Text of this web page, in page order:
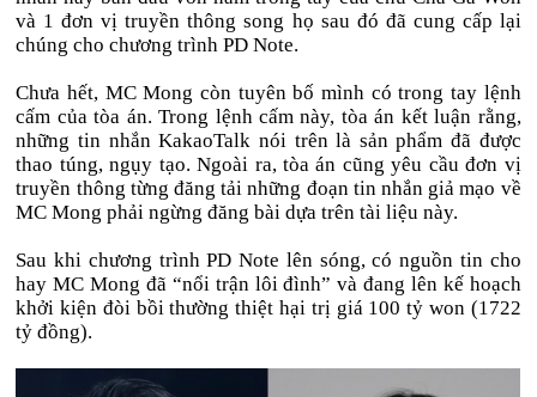
và 1 đơn vị truyền thông song họ sau đó đã cung cấp lại
chúng cho chương trình PD Note.
Chưa hết, MC Mong còn tuyên bố mình có trong tay lệnh
cấm của tòa án. Trong lệnh cấm này, tòa án kết luận rằng,
những tin nhắn KakaoTalk nói trên là sản phẩm đã được
thao túng, ngụy tạo. Ngoài ra, tòa án cũng yêu cầu đơn vị
truyền thông từng đăng tải những đoạn tin nhắn giả mạo về
MC Mong phải ngừng đăng bài dựa trên tài liệu này.
Sau khi chương trình PD Note lên sóng, có nguồn tin cho
hay MC Mong đã “nổi trận lôi đình” và đang lên kế hoạch
khởi kiện đòi bồi thường thiệt hại trị giá 100 tỷ won (1722
tỷ đồng).